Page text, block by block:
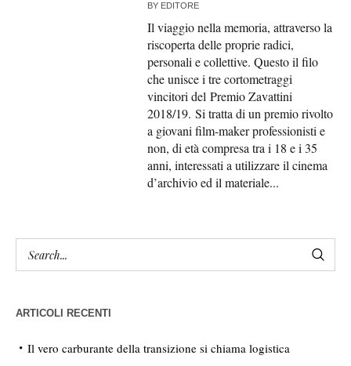
BY EDITORE
Il viaggio nella memoria, attraverso la
riscoperta delle proprie radici,
personali e collettive. Questo il filo
che unisce i tre cortometraggi
vincitori del Premio Zavattini
2018/19. Si tratta di un premio rivolto
a giovani film-maker professionisti e
non, di età compresa tra i 18 e i 35
anni, interessati a utilizzare il cinema
d’archivio ed il materiale...
ARTICOLI RECENTI
Il vero carburante della transizione si chiama logistica